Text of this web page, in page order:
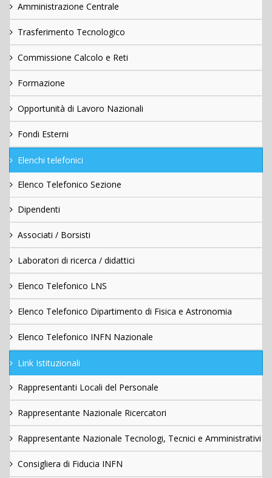
Amministrazione Centrale
Trasferimento Tecnologico
Commissione Calcolo e Reti
Formazione
Opportunità di Lavoro Nazionali
Fondi Esterni
Elenchi telefonici
Elenco Telefonico Sezione
Dipendenti
Associati / Borsisti
Laboratori di ricerca / didattici
Elenco Telefonico LNS
Elenco Telefonico Dipartimento di Fisica e Astronomia
Elenco Telefonico INFN Nazionale
Link Istituzionali
Rappresentanti Locali del Personale
Rappresentante Nazionale Ricercatori
Rappresentante Nazionale Tecnologi, Tecnici e Amministrativi
Consigliera di Fiducia INFN